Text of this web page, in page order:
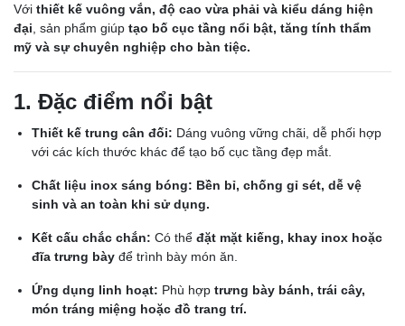
Với thiết kế vuông vắn, độ cao vừa phải và kiểu dáng hiện
đại , sản phẩm giúp tạo bố cục tầng nổi bật, tăng tính thẩm
mỹ và sự chuyên nghiệp cho bàn tiệc.
1. Đặc điểm nổi bật
Thiết kế trung cân đối: Dáng vuông vững chãi, dễ phối hợp
với các kích thước khác để tạo bố cục tầng đẹp mắt.
Chất liệu inox sáng bóng: Bền bỉ, chống gỉ sét, dễ vệ
sinh và an toàn khi sử dụng.
Kết cấu chắc chắn: Có thể đặt mặt kiếng, khay inox hoặc
đĩa trưng bày để trình bày món ăn.
Ứng dụng linh hoạt: Phù hợp trưng bày bánh, trái cây,
món tráng miệng hoặc đồ trang trí.